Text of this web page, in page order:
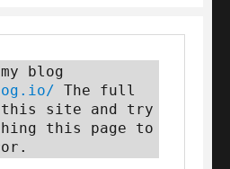
The full
site and try
this page to